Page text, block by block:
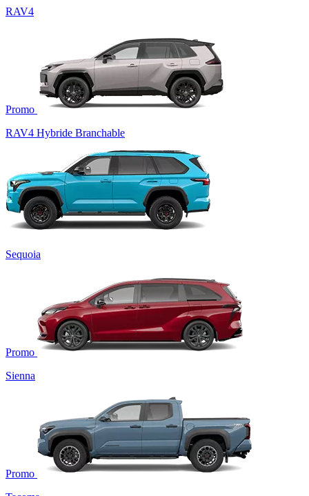
RAV4
Promo
RAV4 Hybride Branchable
Sequoia
Promo
Sienna
Promo